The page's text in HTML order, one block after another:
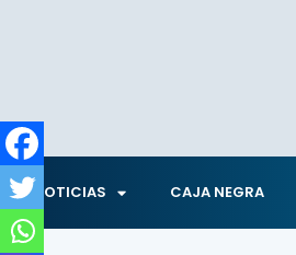
NOTICIAS CAJA NEGRA